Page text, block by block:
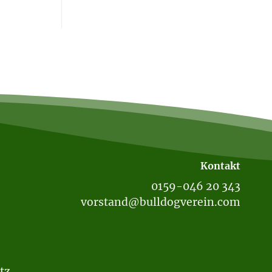
Kontakt
0159-046 20 343
vorstand@bulldogverein.com